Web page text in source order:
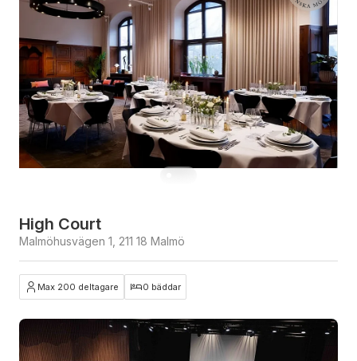
High Court
Malmöhusvägen 1, 211 18 Malmö
Max 200 deltagare 0 bäddar